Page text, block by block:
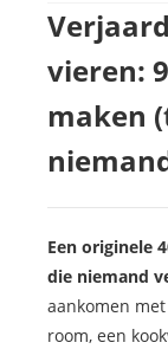
vieren:
maken
Een originele
die niemand
aankomen
room, een